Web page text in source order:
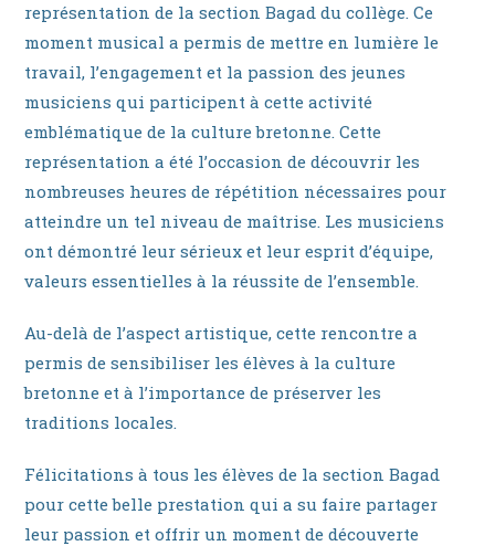
représentation de la section Bagad du collège. Ce
moment musical a permis de mettre en lumière le
travail, l’engagement et la passion des jeunes
musiciens qui participent à cette activité
emblématique de la culture bretonne. Cette
représentation a été l’occasion de découvrir les
nombreuses heures de répétition nécessaires pour
atteindre un tel niveau de maîtrise. Les musiciens
ont démontré leur sérieux et leur esprit d’équipe,
valeurs essentielles à la réussite de l’ensemble.
Au-delà de l’aspect artistique, cette rencontre a
permis de sensibiliser les élèves à la culture
bretonne et à l’importance de préserver les
traditions locales.
Félicitations à tous les élèves de la section Bagad
pour cette belle prestation qui a su faire partager
leur passion et offrir un moment de découverte